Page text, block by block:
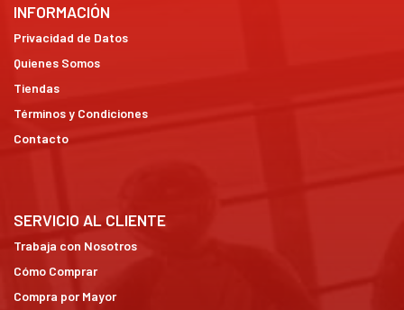
INFORMACIÓN
Privacidad de Datos
Quienes Somos
Tiendas
Términos y Condiciones
Contacto
SERVICIO AL CLIENTE
Trabaja con Nosotros
Cómo Comprar
Compra por Mayor